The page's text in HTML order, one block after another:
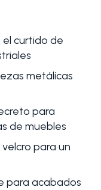
curtido de
metálicas
para
de muebles
para un
para acabados